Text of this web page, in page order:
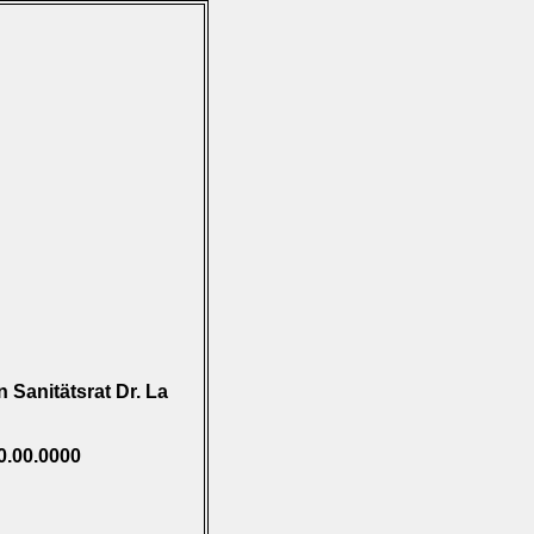
Sanitätsrat Dr. La